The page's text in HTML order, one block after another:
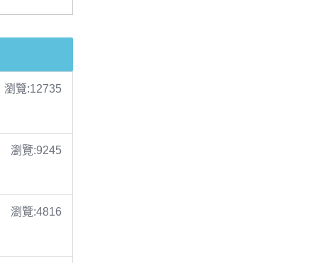
瀏覽:12735
瀏覽:9245
瀏覽:4816